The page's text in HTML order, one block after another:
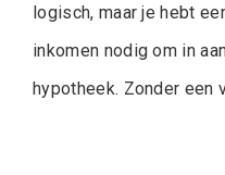
logisch, maar je hebt
inkomen nodig om in
hypotheek. Zonder een